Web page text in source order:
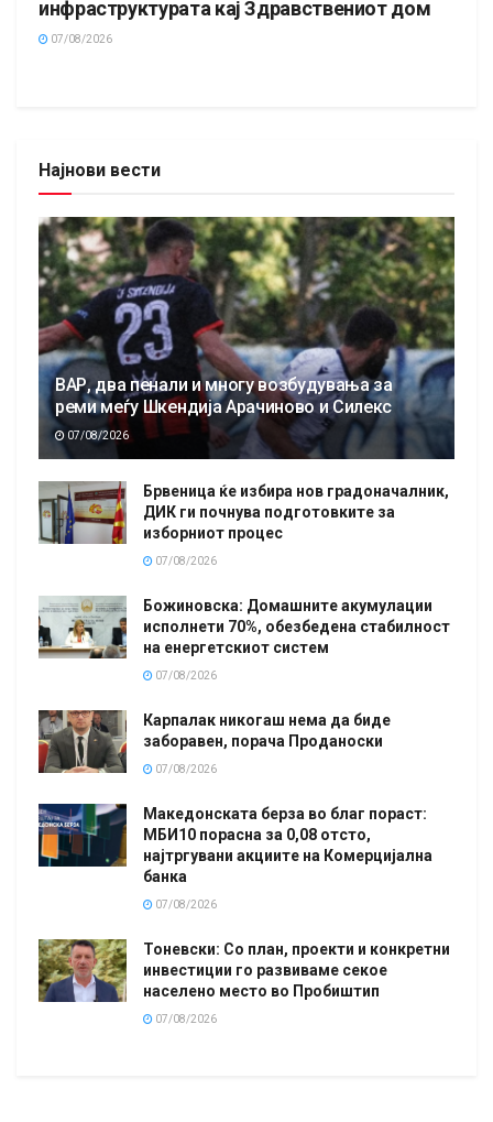
инфраструктурата кај Здравствениот дом
07/08/2026
Најнови вести
ВАР, два пенали и многу возбудувања за
реми меѓу Шкендија Арачиново и Силекс
07/08/2026
Брвеница ќе избира нов градоначалник,
ДИК ги почнува подготовките за
изборниот процес
07/08/2026
Божиновска: Домашните акумулации
исполнети 70%, обезбедена стабилност
на енергетскиот систем
07/08/2026
Карпалак никогаш нема да биде
заборавен, порача Проданоски
07/08/2026
Македонската берза во благ пораст:
МБИ10 порасна за 0,08 отсто,
најтргувани акциите на Комерцијална
банка
07/08/2026
Тоневски: Со план, проекти и конкретни
инвестиции го развиваме секое
населено место во Пробиштип
07/08/2026